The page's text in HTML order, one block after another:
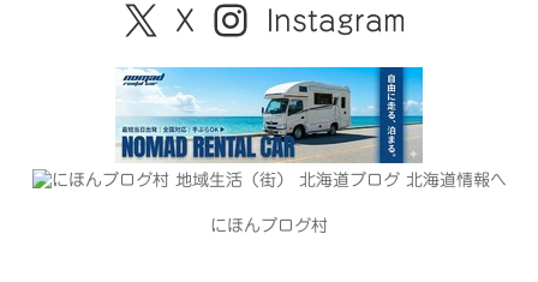
X Instagram
にほんブログ村